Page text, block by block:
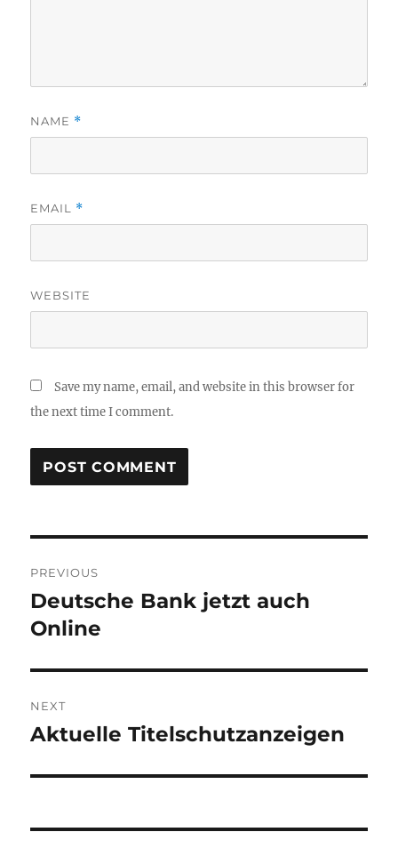
NAME *
EMAIL *
WEBSITE
Save my name, email, and website in this browser for
the next time I comment.
navigation
PREVIOUS
Previous
post:
Deutsche Bank jetzt auch
Online
NEXT
Next
Aktuelle Titelschutzanzeigen